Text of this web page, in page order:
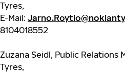
Tyres,
E-Mail:
8104018552
Zuzana Seidl, Public Relations
Tyres,